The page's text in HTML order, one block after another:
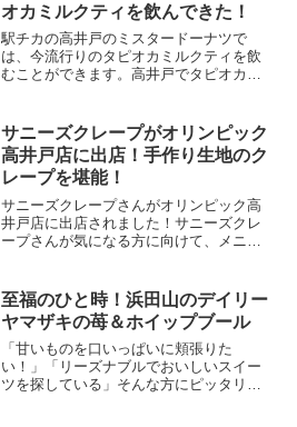
オカミルクティを飲んできた！
駅チカの高井戸のミスタードーナツで
は、今流行りのタピオカミルクティを飲
むことができます。高井戸でタピオカミ
ポートや飲み方のコツをご紹介。飲めば
身体を癒すことができます！
サニーズクレープがオリンピック
高井戸店に出店！手作り生地のク
レープを堪能！
サニーズクレープさんがオリンピック高
井戸店に出店されました！サニーズクレ
ープさんが気になる方に向けて、メニュ
至福のひと時！浜田山のデイリー
ヤマザキの苺＆ホイップブール
「甘いものを口いっぱいに頬張りた
い！」「リーズナブルでおいしいスイー
ツを探している」そんな方にピッタリな